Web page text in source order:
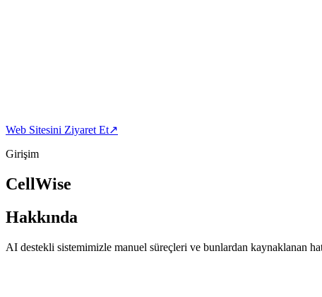
Web Sitesini Ziyaret Et↗
Girişim
CellWise
Hakkında
AI destekli sistemimizle manuel süreçleri ve bunlardan kaynaklanan